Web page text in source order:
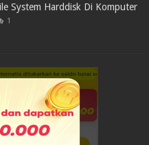
System Harddisk Di Komputer
1